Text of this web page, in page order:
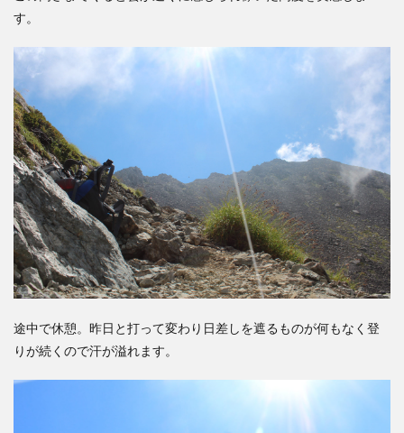
す。
途中で休憩。昨日と打って変わり日差しを遮るものが何もなく登
りが続くので汗が溢れます。